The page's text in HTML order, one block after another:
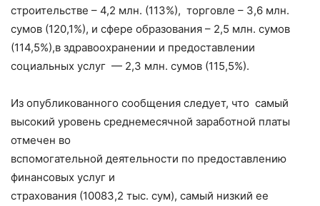
строительстве – 4,2 млн. (113%), торговле – 3,6 млн.
сумов (120,1%), и сфере образования – 2,5 млн. сумов
(114,5%),в здравоохранении и предоставлении
социальных услуг — 2,3 млн. сумов (115,5%).
Из опубликованного сообщения следует, что самый
высокий уровень среднемесячной заработной платы
отмечен во
вспомогательной деятельности по предоставлению
финансовых услуг и
страхования (10083,2 тыс. сум), самый низкий ее